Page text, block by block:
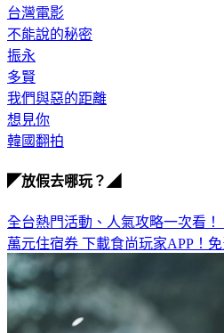
台灣電影
不能說的秘密
振永
多賢
我們與惡的距離
想見你
韓國翻拍
◤放假去哪玩？◢
全台熱門活動、人氣攻略一次看！
萬元住宿券 下載食尚玩家APP！